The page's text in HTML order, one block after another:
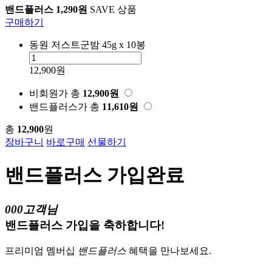
밴드플러스 1,290원 SAVE 상품
구매하기
동원 저스트군밤 45g x 10봉
12,900원
비회원가 총 12,900원
밴드플러스가 총 11,610원
총 12,900원
장바구니 바로구매 선물하기
밴드플러스 가입완료
000고객님
밴드플러스 가입을 축하합니다!
프리미엄 멤버십 밴드플러스 혜택을 만나보세요.